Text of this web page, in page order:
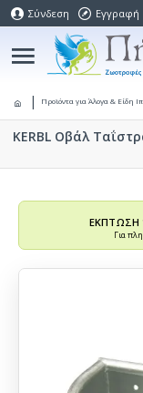
Σύνδεση Εγγραφή
Προϊόντα για Άλογα & Είδη
KERBL Οβάλ
ΕΚΠΤΩΣΗ
Για